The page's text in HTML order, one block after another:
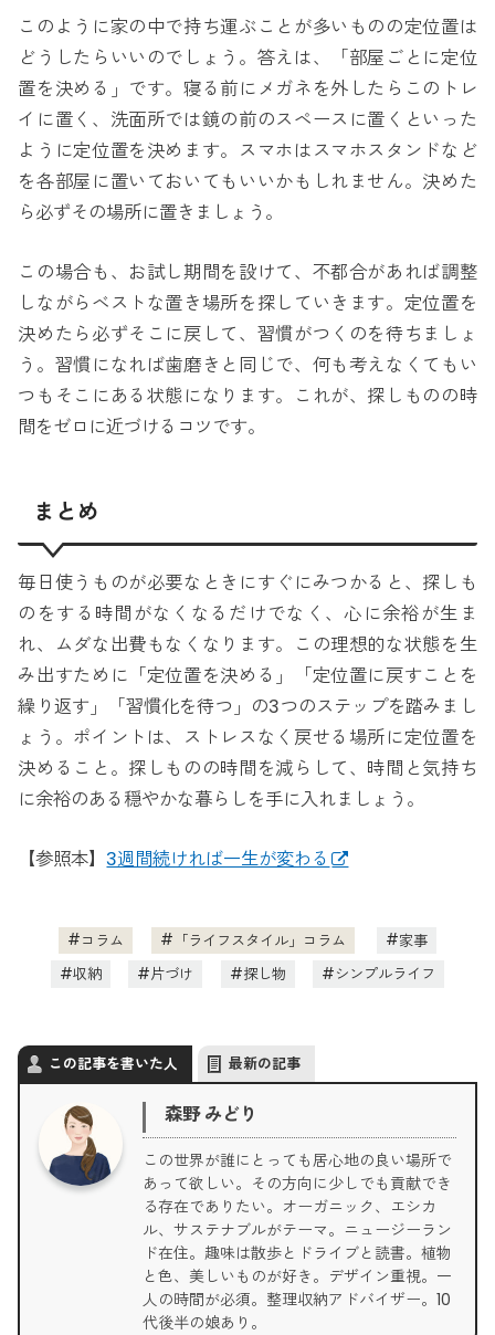
このように家の中で持ち運ぶことが多いものの定位置は
どうしたらいいのでしょう。答えは、「部屋ごとに定位
置を決める」です。寝る前にメガネを外したらこのトレ
イに置く、洗面所では鏡の前のスペースに置くといった
ように定位置を決めます。スマホはスマホスタンドなど
を各部屋に置いておいてもいいかもしれません。決めた
ら必ずその場所に置きましょう。
この場合も、お試し期間を設けて、不都合があれば調整
しながらベストな置き場所を探していきます。定位置を
決めたら必ずそこに戻して、習慣がつくのを待ちましょ
う。習慣になれば歯磨きと同じで、何も考えなくてもい
つもそこにある状態になります。これが、探しものの時
間をゼロに近づけるコツです。
まとめ
毎日使うものが必要なときにすぐにみつかると、探しも
のをする時間がなくなるだけでなく、心に余裕が生ま
れ、ムダな出費もなくなります。この理想的な状態を生
み出すために「定位置を決める」「定位置に戻すことを
繰り返す」「習慣化を待つ」の3つのステップを踏みまし
ょう。ポイントは、ストレスなく戻せる場所に定位置を
決めること。探しものの時間を減らして、時間と気持ち
に余裕のある穏やかな暮らしを手に入れましょう。
【参照本】3週間続ければ一生が変わる
コラム 「ライフスタイル」コラム
家事
収納
片づけ 探し物 シンプルライフ
この記事を書いた人 最新の記事
森野 みどり
この世界が誰にとっても居心地の良い場所で
あって欲しい。その方向に少しでも貢献でき
る存在でありたい。オーガニック、エシカ
ル、サステナブルがテーマ。ニュージーラン
ド在住。趣味は散歩とドライブと読書。植物
と色、美しいものが好き。デザイン重視。一
人の時間が必須。整理収納アドバイザー。10
代後半の娘あり。